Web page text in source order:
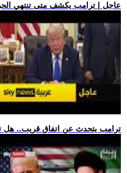
.. عاجل | ترامب يكشف متى تنتهي
.. ترامب يتحدث عن اتفاق قريب.. هل